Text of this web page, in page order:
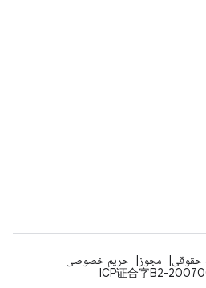
حقوقی مجوز
حریم خصوصی
ICP证合字B2-